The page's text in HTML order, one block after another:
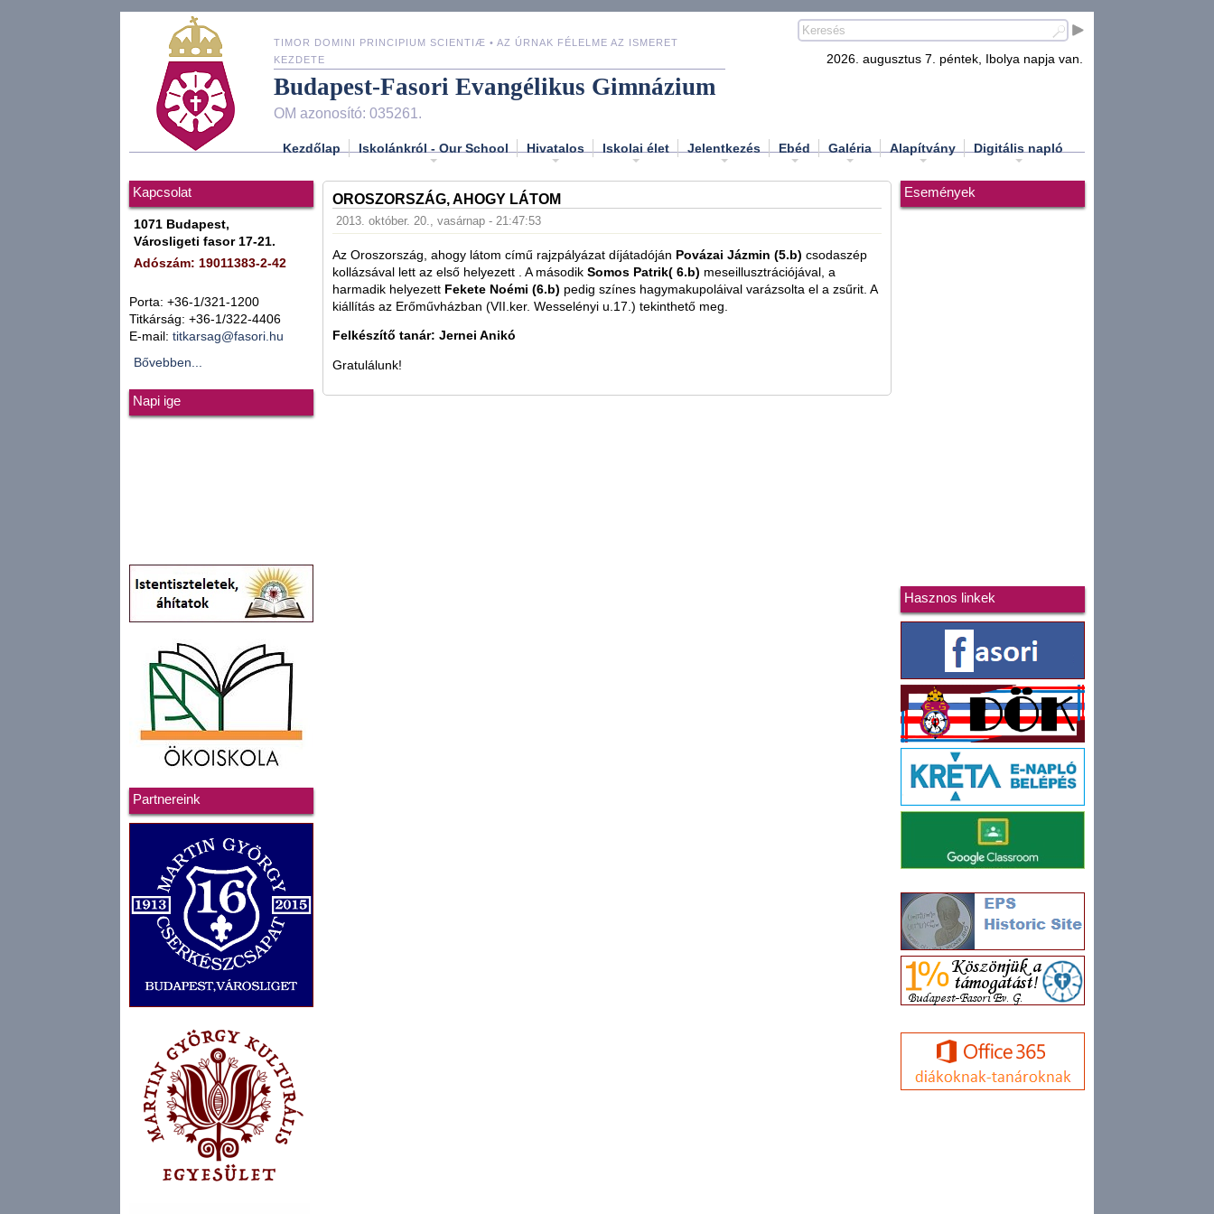
TIMOR DOMINI PRINCIPIUM SCIENTIÆ • AZ ÚRNAK FÉLELME AZ ISMERET
KEZDETE
Budapest-Fasori Evangélikus Gimnázium
OM azonosító: 035261.
2026. augusztus 7. péntek, Ibolya napja van.
Kezdőlap Iskolánkról - Our School Hivatalos Iskolai élet Jelentkezés Ebéd Galéria Alapítvány Digitális napló
Kapcsolat
1071 Budapest,
Városligeti fasor 17-21.
Adószám: 19011383-2-42
Porta: +36-1/321-1200
Titkárság: +36-1/322-4406
E-mail: titkarsag@fasori.hu
Bővebben...
Napi ige
Partnereink
OROSZORSZÁG, AHOGY LÁTOM
2013. október. 20., vasárnap - 21:47:53
Az Oroszország, ahogy látom című rajzpályázat díjátadóján Povázai Jázmin (5.b) csodaszép
kollázsával lett az első helyezett . A második Somos Patrik( 6.b) meseillusztrációjával, a
harmadik helyezett Fekete Noémi (6.b) pedig színes hagymakupoláival varázsolta el a zsűrit. A
kiállítás az Erőművházban (VII.ker. Wesselényi u.17.) tekinthető meg.
Felkészítő tanár: Jernei Anikó
Gratulálunk!
Események
Hasznos linkek